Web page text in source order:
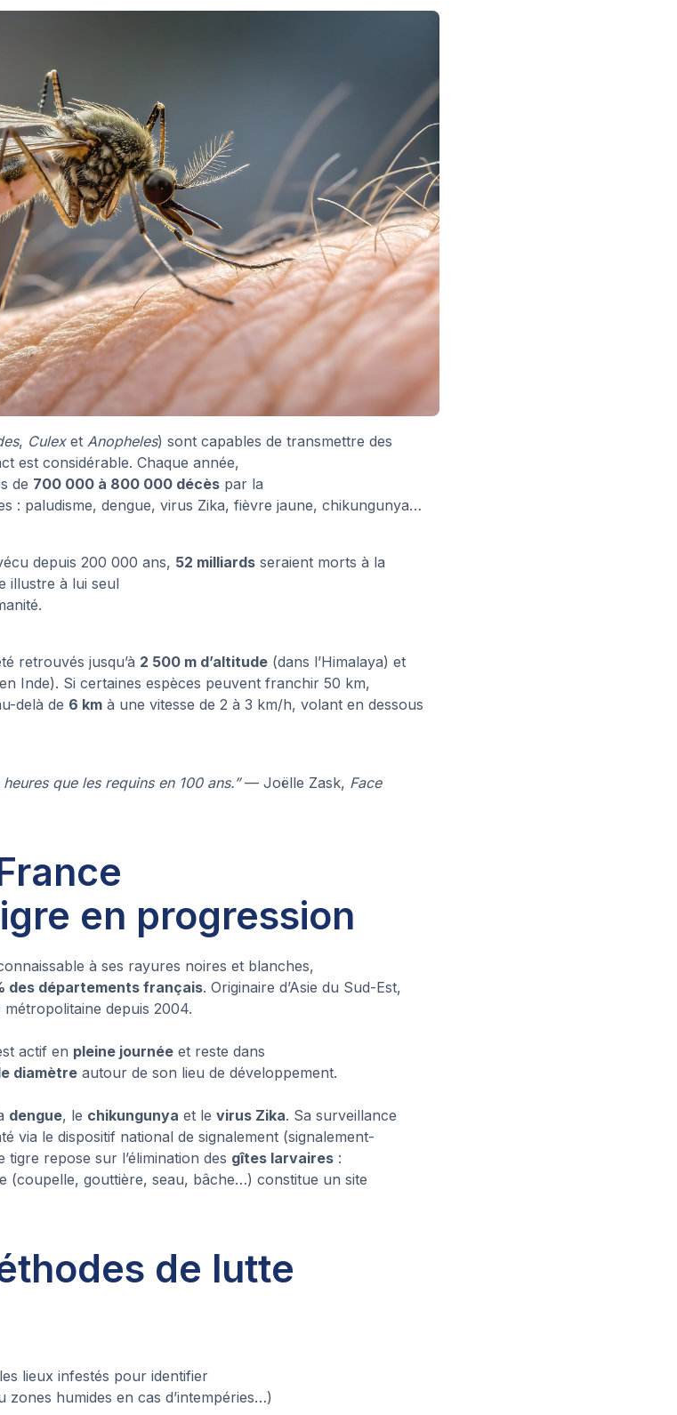
, Culexet Anopheles) sont capables de transmettre des
est considérable. Chaque année,
de 700 000 à 800 000 décès par la
: paludisme, dengue, virus Zika, fièvre jaune, chikungunya…
depuis 200 000 ans, 52 milliards seraient morts à la
illustre à lui seul
retrouvés jusqu’à 2 500 m d’altitude (dans l’Himalaya) et
Inde). Si certaines espèces peuvent franchir 50 km,
delà de 6 km à une vitesse de 2 à 3 km/h, volant en dessous
que les requins en 100 ans.”— Joëlle Zask, Face
en progression
à ses rayures noires et blanches,
des départements français. Originaire d’Asie du Sud-Est,
depuis 2004.
actif en pleine journée et reste dans
diamètre autour de son lieu de développement.
dengue, le chikungunya et le virus Zika. Sa surveillance
via le dispositif national de signalement (signalement-
repose sur l’élimination des gîtes larvaires :
(coupelle, gouttière, seau, bâche…) constitue un site
de lutte
lieux infestés pour identifier
humides en cas d’intempéries…)